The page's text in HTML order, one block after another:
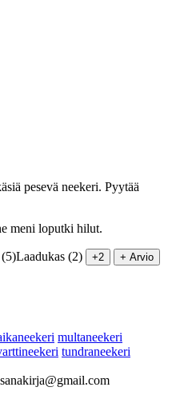
pesevä neekeri. Pyytää
meni loputki hilut.
Laadukas (2) +2 + Arvio
multaneekeri
tundraneekeri